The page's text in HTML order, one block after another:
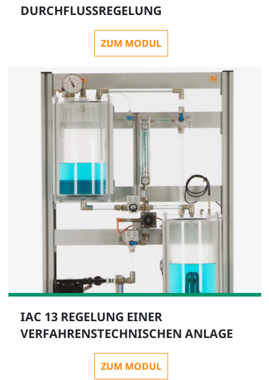
DURCHFLUSSREGELUNG
ZUM MODUL
IAC 13 REGELUNG EINER
VERFAHRENSTECHNISCHEN ANLAGE
ZUM MODUL